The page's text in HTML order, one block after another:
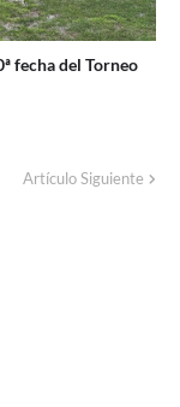
fecha del Torneo
Artículo Siguiente
este